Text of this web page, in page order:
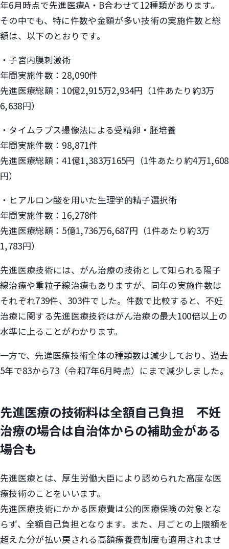
年6月時点で先進医療A・B合わせて12種類があります。
その中でも、特に件数や金額が多い技術の実施件数と総
額は、以下のとおりです。
・子宮内膜刺激術
年間実施件数：28,090件
先進医療総額：10億2,915万2,934円（1件あたり約3万
6,638円）
・タイムラプス撮像法による受精卵・胚培養
年間実施件数：98,871件
先進医療総額：41億1,383万165円（1件あたり約4万1,608
円）
・ヒアルロン酸を用いた生理学的精子選択術
年間実施件数：16,278件
先進医療総額：5億1,736万6,687円（1件あたり約3万
1,783円）
先進医療技術には、がん治療の技術として知られる陽子
線治療や重粒子線治療もありますが、同年の実施件数は
それぞれ739件、303件でした。件数で比較すると、不妊
治療に関する先進医療技術はがん治療の最大100倍以上の
水準に上ることがわかります。
一方で、先進医療技術全体の種類数は減少しており、過去
5年で83から73（令和7年6月時点）にまで減少しました。
先進医療の技術料は全額自己負担 不妊
治療の場合は自治体からの補助金がある
場合も
先進医療とは、厚生労働大臣により認められた高度な医
療技術のことをいいます。
先進医療技術にかかる医療費は公的医療保険の対象とな
らず、全額自己負担となります。また、月ごとの上限額を
超えた分が払い戻される高額療養費制度も適用されませ